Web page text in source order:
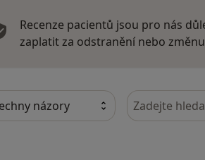
Recenze pacientů jsou pro nás
zaplatit za odstranění nebo
Hledejte v